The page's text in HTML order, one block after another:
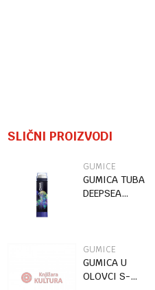
SLIČNI PROIZVODI
GUMICE
GUMICA TUBA
DEEPSEA
GUMICE
GUMICA U
OLOVCI S-